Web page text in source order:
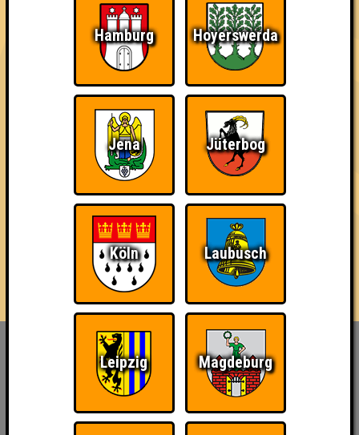
14.07.2022vonohne Smartphone aufgeschmissen
von
Stammwürze
18.06.2026vondie Bräutinnen des Reanimators
Inhaber & Geschäftsführer:
Georg Martin // Quizlabor
Sandower Straße 56
info@quizlabor.de
Hamburg Hoyerswerda
Jena Jüterbog
Köln Laubusch
Leipzig Magdeburg